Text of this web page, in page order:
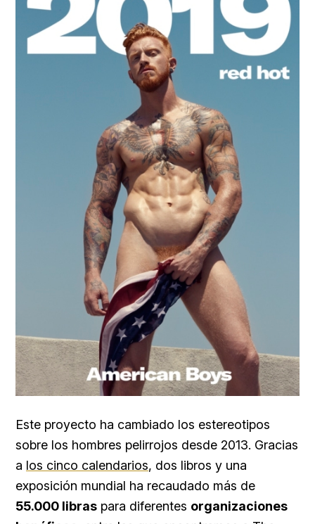
Este proyecto ha cambiado los estereotipos
sobre los hombres pelirrojos desde 2013. Gracias
a los cinco calendarios, dos libros y una
exposición mundial ha recaudado más de
55.000 libras para diferentes organizaciones